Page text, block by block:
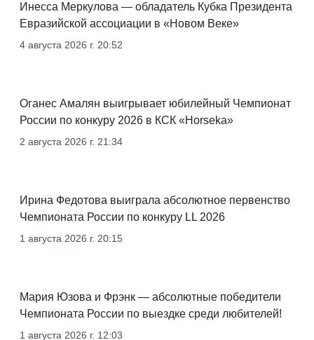
Инесса Меркулова — обладатель Кубка Президента
Евразийской ассоциации в «Новом Веке»
4 августа 2026 г. 20:52
Оганес Амалян выигрывает юбилейный Чемпионат
России по конкуру 2026 в КСК «Horseka»
2 августа 2026 г. 21:34
Ирина Федотова выиграла абсолютное первенство
Чемпионата России по конкуру LL 2026
1 августа 2026 г. 20:15
Мария Юзова и Фрэнк — абсолютные победители
Чемпионата России по выездке среди любителей!
1 августа 2026 г. 12:03